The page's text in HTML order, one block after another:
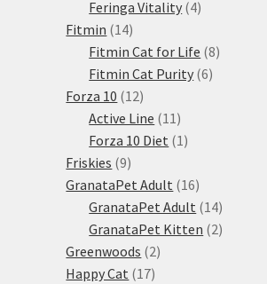
produkty
Feringa Vitality 44
Fitmin 1414
produktů
Fitmin Cat for Life 88
Fitmin Cat Purity 66
Forza 10 1212
produktů
Active Line 11 11
produktů
Forza 10 Diet 1 1
Friskies 99
produktů
GranataPet Adult 1616
produktů
GranataPet Adult 1414
produktů
GranataPet Kitten 22
Greenwoods 22
Happy Cat 1717